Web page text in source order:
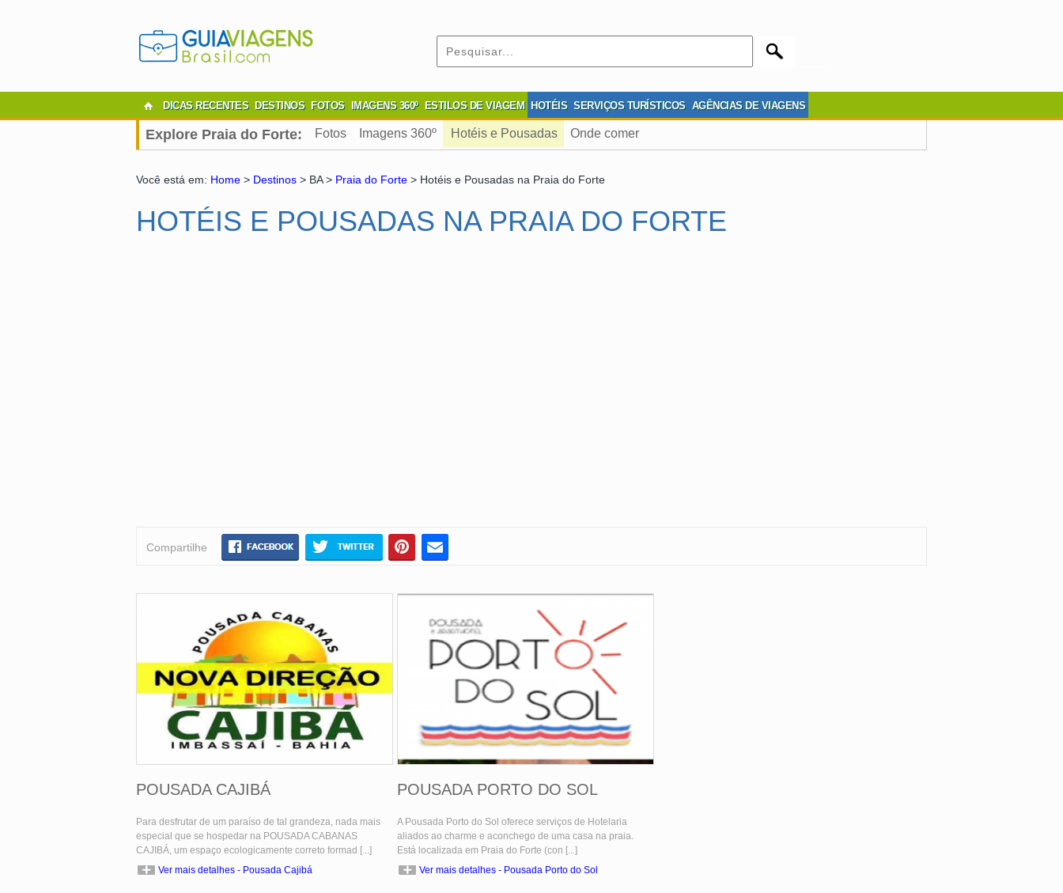
DICAS RECENTES DESTINOS FOTOS IMAGENS 360º ESTILOS DE VIAGEM HOTÉIS SERVIÇOS TURÍSTICOS AGÊNCIAS DE VIAGENS
Explore Praia do Forte: Fotos Imagens 360º Hotéis e Pousadas Onde comer
Você está em: Home > Destinos > BA > Praia do Forte > Hotéis e Pousadas na Praia do Forte
HOTÉIS E POUSADAS NA PRAIA DO FORTE
Compartilhe
POUSADA CAJIBÁ
Para desfrutar de um paraíso de tal grandeza, nada mais
especial que se hospedar na POUSADA CABANAS
CAJIBÁ, um espaço ecologicamente correto formad [...]
Ver mais detalhes - Pousada Cajibá
POUSADA PORTO DO SOL
A Pousada Porto do Sol oferece serviços de Hotelaria
aliados ao charme e aconchego de uma casa na praia.
Está localizada em Praia do Forte (con [...]
Ver mais detalhes - Pousada Porto do Sol